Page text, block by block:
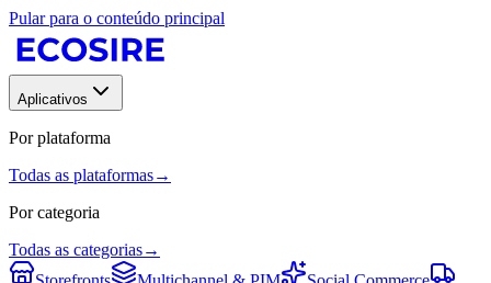
Pular para o conteúdo principal
Aplicativos
Por plataforma
Todas as plataformas→
Por categoria
Todas as categorias→